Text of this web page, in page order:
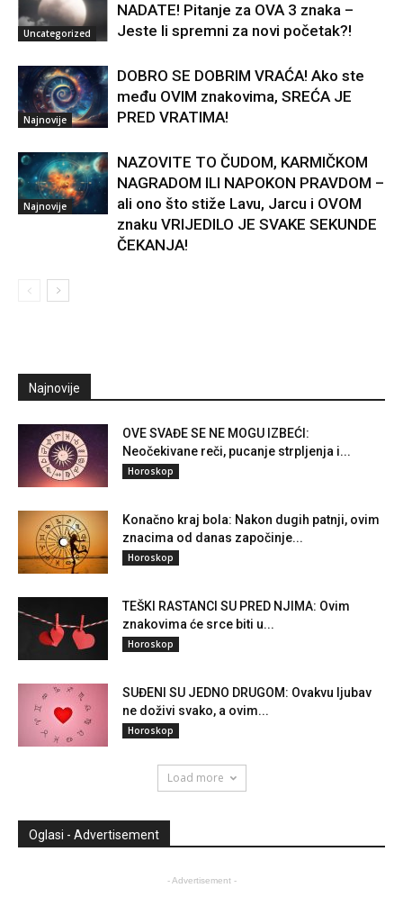
Uncategorized
NADATE! Pitanje za OVA 3 znaka –
Jeste li spremni za novi početak?!
Najnovije
DOBRO SE DOBRIM VRAĆA! Ako ste
među OVIM znakovima, SREĆA JE
PRED VRATIMA!
Najnovije
NAZOVITE TO ČUDOM, KARMIČKOM
NAGRADOM ILI NAPOKON PRAVDOM –
ali ono što stiže Lavu, Jarcu i OVOM
znaku VRIJEDILO JE SVAKE SEKUNDE
ČEKANJA!
Najnovije
OVE SVAĐE SE NE MOGU IZBEĆI:
Neočekivane reči, pucanje strpljenja i...
Horoskop
Konačno kraj bola: Nakon dugih patnji, ovim
znacima od danas započinje...
Horoskop
TEŠKI RASTANCI SU PRED NJIMA: Ovim
znakovima će srce biti u...
Horoskop
SUĐENI SU JEDNO DRUGOM: Ovakvu ljubav
ne doživi svako, a ovim...
Horoskop
Load more
Oglasi - Advertisement
- Advertisement -